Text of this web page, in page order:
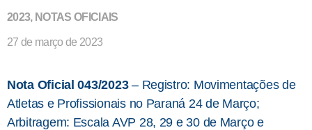
2023, NOTAS OFICIAIS
27 de março de 2023
Nota Oficial 043/2023– Registro: Movimentações de
Atletas e Profissionais no Paraná 24 de Março;
Arbitragem: Escala AVP 28, 29 e 30 de Março e